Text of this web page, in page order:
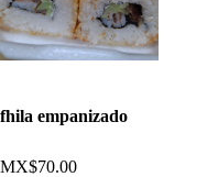
fhila empanizado
MX$70.00